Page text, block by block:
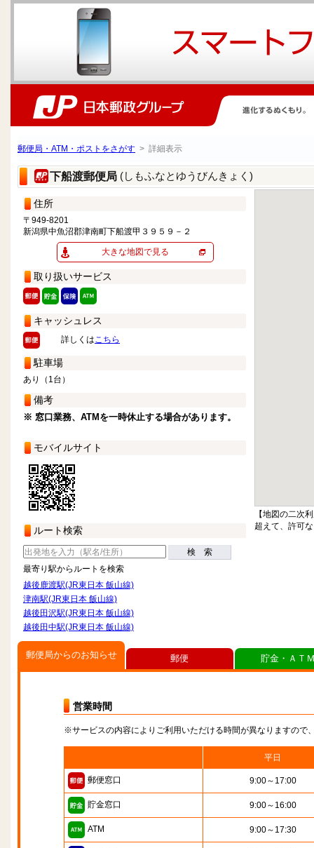
郵便局・ATM・ポストをさがす > 詳細表示
下船渡郵便局 (しもふなとゆうびんきょく)
住所
〒949-8201
新潟県中魚沼郡津南町下船渡甲３９５９－２
大きな地図で見る
取り扱いサービス
キャッシュレス
詳しくはこちら
駐車場
あり（1台）
備考
※ 窓口業務、ATMを一時休止する場合があります。
モバイルサイト
ルート検索
検 索
最寄り駅からルートを検索
越後鹿渡駅(JR東日本 飯山線)
津南駅(JR東日本 飯山線)
越後田沢駅(JR東日本 飯山線)
越後田中駅(JR東日本 飯山線)
【地図の二次
超えて、許可
郵便局からのお知らせ
営業時間
※サービスの内容によりご利用いただける時間が異なりますので
平日
郵便窓口 9:00～17:00
貯金窓口 9:00～16:00
ATM 9:00～17:30
郵便 貯金・ＡＴ